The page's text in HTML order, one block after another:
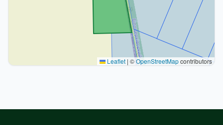
Leaflet | ©OpenStreetMapcontributors